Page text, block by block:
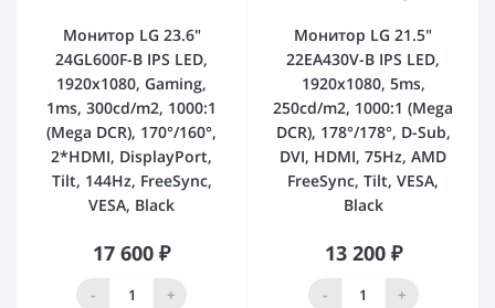
Монитор LG 23.6"
24GL600F-B IPS LED,
1920x1080, Gaming,
1ms, 300cd/m2, 1000:1
(Mega DCR), 170°/160°,
2*HDMI, DisplayPort,
Tilt, 144Hz, FreeSync,
VESA, Black
17 600 ₽
- +
Монитор LG 21.5"
22EA430V-B IPS LED,
1920x1080, 5ms,
250cd/m2, 1000:1 (Mega
DCR), 178°/178°, D-Sub,
DVI, HDMI, 75Hz, AMD
FreeSync, Tilt, VESA,
Black
13 200 ₽
- +